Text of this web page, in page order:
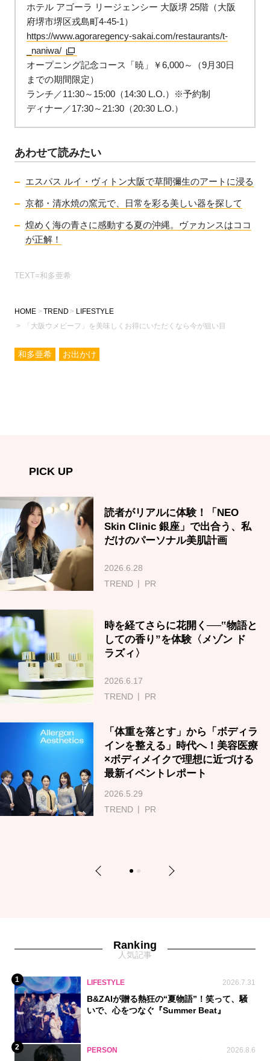
ホテル アゴーラ リージェンシー 大阪堺 25階（大阪
府堺市堺区戎島町4-45-1）
https://www.agoraregency-sakai.com/restaurants/t-
_naniwa/
オープニング記念コース「暁」￥6,000～（9月30日
までの期間限定）
ランチ／11:30～15:00（14:30 L.O.）※予約制
ディナー／17:30～21:30（20:30 L.O.）
あわせて読みたい
エスパス ルイ・ヴィトン大阪で草間彌生のアートに浸る
京都・清水焼の窯元で、日常を彩る美しい器を探して
煌めく海の青さに感動する夏の沖縄。ヴァカンスはココ
が正解！
TEXT=和多亜希
HOME TREND
LIFESTYLE
「大阪ウメビーフ」を美味しくお得にいただくなら今が狙い目
和多亜希 お出かけ
PICK UP
読者がリアルに体験！「NEO
Skin Clinic 銀座」で出合う、私
だけのパーソナル美肌計画
2026.6.28
TREND
PR
時を経てさらに花開く──‟物語と
しての香り”を体験〈メゾン ド
ラズィ〉
2026.6.17
TREND
PR
「体重を落とす」から「ボディラ
インを整える」時代へ！美容医療
×ボディメイクで理想に近づける
最新イベントレポート
2026.5.29
TREND
PR
Previous 1 2 Next
Ranking
人気記事
1 LIFESTYLE 2026.7.31
B&ZAIが贈る熱狂の“夏物語”！笑って、騒
いで、心をつなぐ『Summer Beat』
2 PERSON 2026.8.6